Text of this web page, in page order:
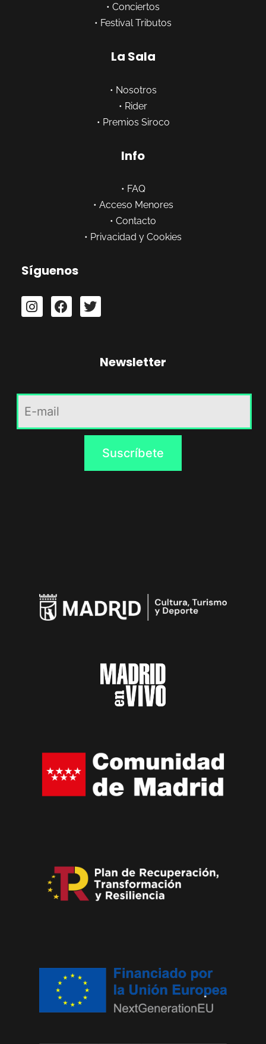
• Conciertos
• Festival Tributos
La Sala
• Nosotros
• Rider
• Premios Siroco
Info
• FAQ
• Acceso Menores
• Contacto
• Privacidad y Cookies
Síguenos
Newsletter